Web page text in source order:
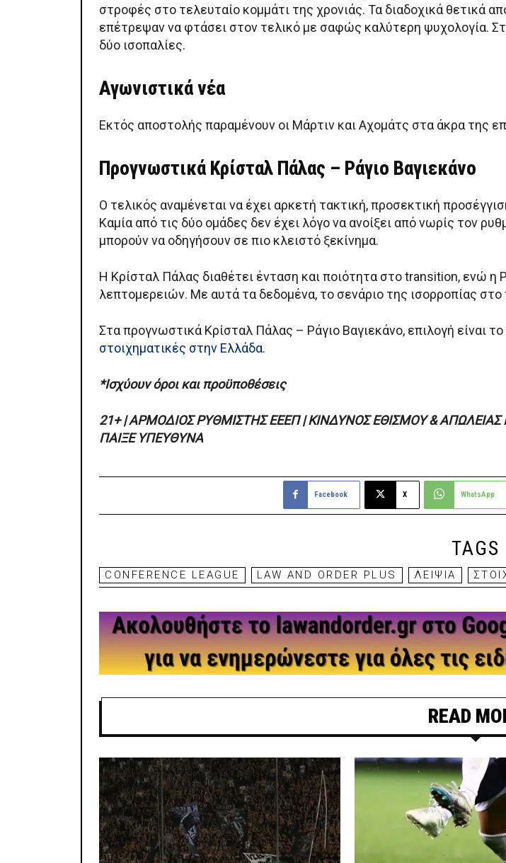
στροφές στο τελευταίο κομμάτι της χρονιάς. Τα διαδοχικά θετικά
επέτρεψαν να φτάσει στον τελικό με σαφώς καλύτερη ψυχολογία.
δύο ισοπαλίες.
Αγωνιστικά νέα
Εκτός αποστολής παραμένουν οι Μάρτιν και Αχομάτς στα άκρα της
Προγνωστικά Κρίσταλ Πάλας – Ράγιο Βαγιεκάνο
Ο τελικός αναμένεται να έχει αρκετή τακτική, προσεκτική
Καμία από τις δύο ομάδες δεν έχει λόγο να ανοίξει από νωρίς τον
μπορούν να οδηγήσουν σε πιο κλειστό ξεκίνημα.
Η Κρίσταλ Πάλας διαθέτει ένταση και ποιότητα στο transition, ενώ η
λεπτομερειών. Με αυτά τα δεδομένα, το σενάριο της ισορροπίας στο
Στα προγνωστικά Κρίσταλ Πάλας – Ράγιο Βαγιεκάνο, επιλογή είναι
στοιχηματικές στην Ελλάδα.
*Ισχύουν όροι και προϋποθέσεις
21+ | ΑΡΜΟΔΙΟΣ ΡΥΘΜΙΣΤΗΣ ΕΕΕΠ | ΚΙΝΔΥΝΟΣ ΕΘΙΣΜΟΥ &
ΠΑΙΞΕ ΥΠΕΥΘΥΝΑ
Facebook X WhatsApp
TAGS
CONFERENCE LEAGUE LAW AND ORDER PLUS ΛΕΙΨΙΑ
READ